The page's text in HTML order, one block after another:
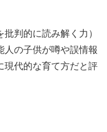
判的に読み解く力）
人の子供が噂や誤情報
現代的な育て方だと評